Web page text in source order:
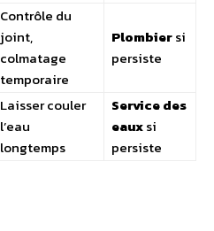
Contrôle du
joint,
colmatage
temporaire
Plombiersi
persiste
Laisser couler
l’eau
longtemps
Service des
eauxsi
persiste